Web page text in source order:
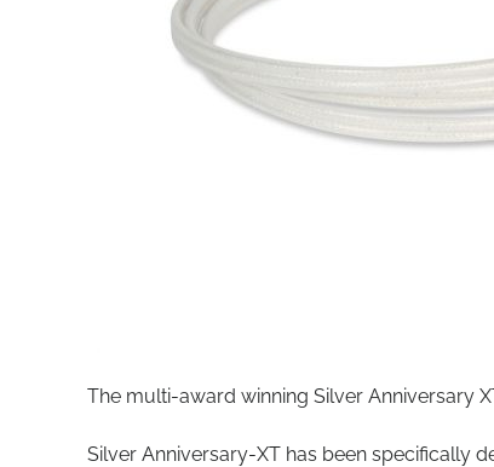
The multi-award winning Silver Anniversary
Silver Anniversary-XT has been specifically